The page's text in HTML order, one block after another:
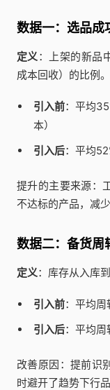
数据一：选品成
定义：上架的新品
成本回收）的比例。
引入前：平均
本）
引入后：平均
提升的主要来源：
不达标的产品，减
数据二：备货周
定义：库存从入库
引入前：平均周
引入后：平均周
改善原因：提前识
时避开了趋势下行